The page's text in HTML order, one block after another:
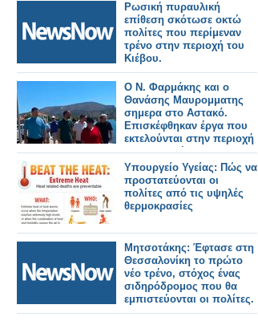
Ρωσική πυραυλική
επίθεση σκότωσε οκτώ
πολίτες που περίμεναν
τρένο στην περιοχή του
Κιέβου.
Ο Ν. Φαρμάκης και ο
Θανάσης Μαυρομματης
σημερα στο Αστακό.
Επισκέφθηκαν έργα που
εκτελούνται στην περιοχή
και συναντήθηκαν με
φορείς και πολίτες (φωτο-
βιντεο)
Υπουργείο Υγείας: Πώς να
προστατεύονται οι
πολίτες από τις υψηλές
θερμοκρασίες
Μητσοτάκης: Έφτασε στη
Θεσσαλονίκη το πρώτο
νέο τρένο, στόχος ένας
σιδηρόδρομος που θα
εμπιστεύονται οι πολίτες.